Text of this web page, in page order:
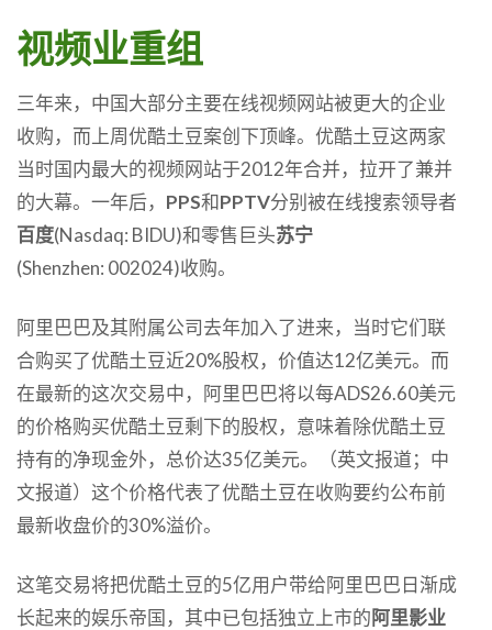
视频业重组
三年来，中国大部分主要在线视频网站被更大的企业
收购，而上周优酷土豆案创下顶峰。优酷土豆这两家
当时国内最大的视频网站于2012年合并，拉开了兼并
的大幕。一年后， PPS和PPTV分别被在线搜索领导者
百度(Nasdaq: BIDU)和零售巨头苏宁
(Shenzhen: 002024)收购。
阿里巴巴及其附属公司去年加入了进来，当时它们联
合购买了优酷土豆近20%股权，价值达12亿美元。而
在最新的这次交易中，阿里巴巴将以每ADS26.60美元
的价格购买优酷土豆剩下的股权，意味着除优酷土豆
持有的净现金外，总价达35亿美元。（英文报道；中
文报道）这个价格代表了优酷土豆在收购要约公布前
最新收盘价的30%溢价。
这笔交易将把优酷土豆的5亿用户带给阿里巴巴日渐成
长起来的娱乐帝国，其中已包括独立上市的阿里影业